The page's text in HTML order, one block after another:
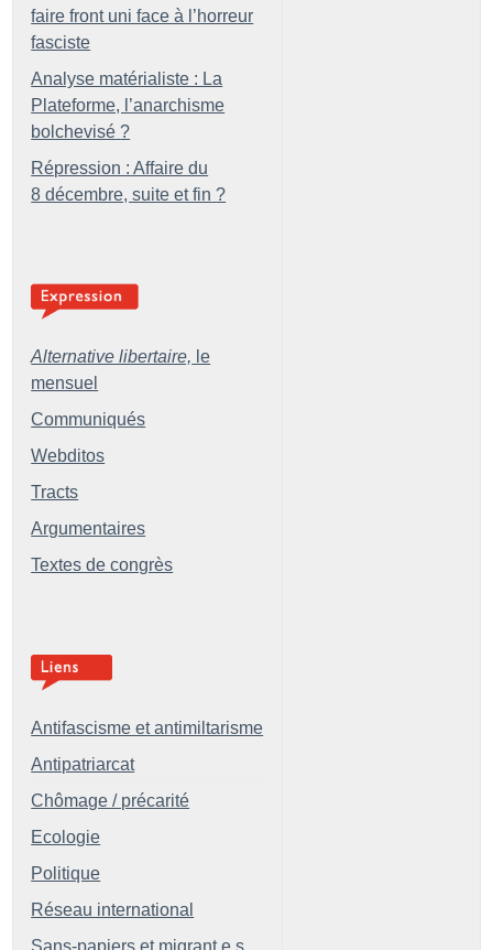
faire front uni face à l’horreur
fasciste
Analyse matérialiste : La
Plateforme, l’anarchisme
bolchevisé ?
Répression : Affaire du
8 décembre, suite et fin ?
Alternative libertaire, le
mensuel
Communiqués
Webditos
Tracts
Argumentaires
Textes de congrès
Antifascisme et antimiltarisme
Antipatriarcat
Chômage / précarité
Ecologie
Politique
Réseau international